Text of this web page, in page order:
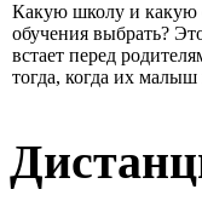
Какую школу и какую
обучения выбрать?
встает перед
тогда, когда их малыш